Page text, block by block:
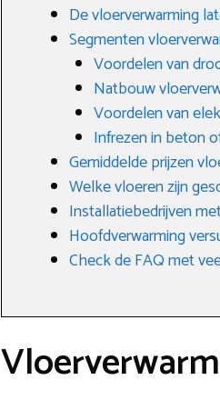
De vloerverwarming
Segmenten
Voordelen van
Natbouw
Voordelen van
Infrezen in beton
Gemiddelde prijzen
Welke vloeren zijn
Installatiebedrijven
Hoofdverwarming
Check de FAQ met